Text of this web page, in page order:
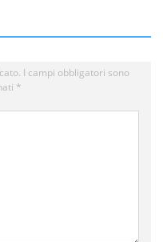
I campi obbligatori sono
*